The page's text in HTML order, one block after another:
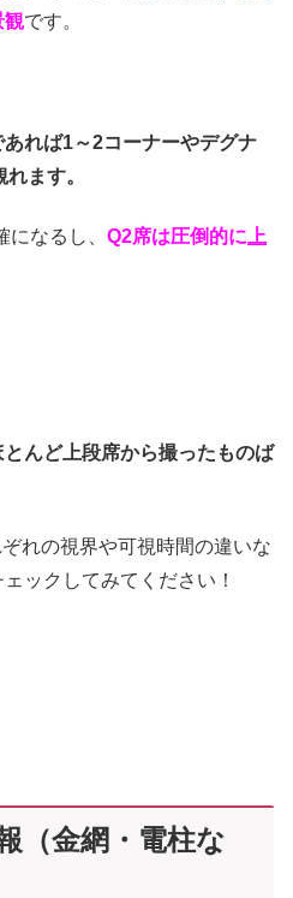
観です。
あれば1～2コーナーやデグナ
ます。
なるし、 Q2席は圧倒的に 上
とんど上段席から撮ったものば
れの視界や可視時間の違いな
ックしてみてください！
（金網・電柱な